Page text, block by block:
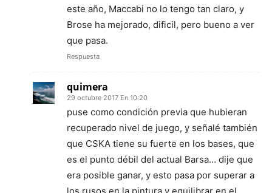
este año, Maccabi no lo tengo tan claro, y
Brose ha mejorado, dificil, pero bueno a ver
que pasa.
Respuesta
quimera
29 octubre 2017 En 10:20
puse como condición previa que hubieran
recuperado nivel de juego, y señalé también
que CSKA tiene su fuerte en los bases, que
es el punto débil del actual Barsa… dije que
era posible ganar, y esto pasa por superar a